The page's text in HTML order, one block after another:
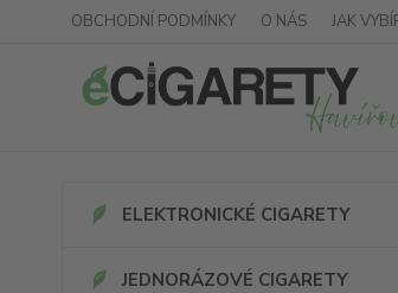
OBCHODNÍ PODMÍNKY O NÁS JAK
ELEKTRONICKÉ CIGARETY
JEDNORÁZOVÉ CIGARETY